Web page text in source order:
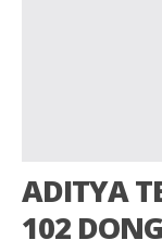
ADITYA
102